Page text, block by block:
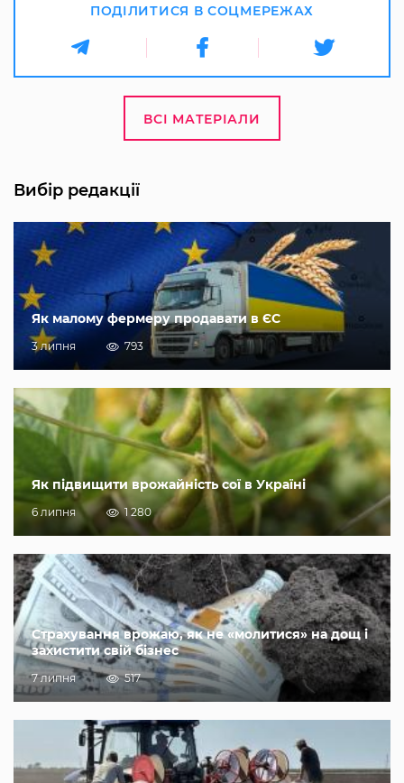
ПОДІЛИТИСЯ В СОЦМЕРЕЖАХ
ВСІ МАТЕРІАЛИ
Вибір редакції
Як малому фермеру продавати в ЄС
3 липня 793
Як підвищити врожайність сої в Україні
6 липня 1 280
Страхування врожаю, як не «молитися» на дощ і
захистити свій бізнес
7 липня 517